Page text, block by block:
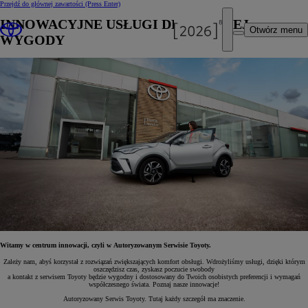
Przejdź do głównej zawartości (Press Enter)
Otwórz menu
INNOWACYJNE USŁUGI DLA TWOJEJ
WYGODY
Witamy w centrum innowacji, czyli w Autoryzowanym Serwisie Toyoty.
Zależy nam, abyś korzystał z rozwiązań zwiększających komfort obsługi. Wdrożyliśmy usługi, dzięki którym
oszczędzisz czas, zyskasz poczucie swobody
a kontakt z serwisem Toyoty będzie wygodny i dostosowany do Twoich osobistych preferencji i wymagań
współczesnego świata. Poznaj nasze innowacje!
Autoryzowany Serwis Toyoty. Tutaj każdy szczegół ma znaczenie.